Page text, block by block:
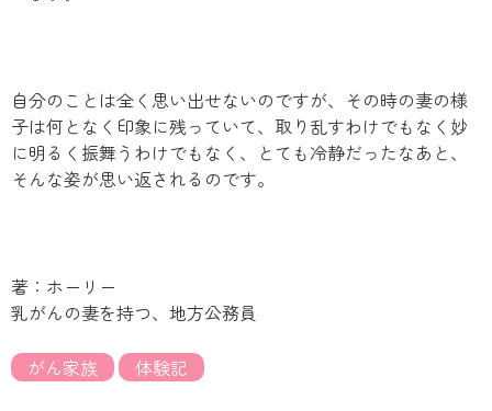
自分のことは全く思い出せないのですが、その時の妻の様
子は何となく印象に残っていて、取り乱すわけでもなく妙
に明るく振舞うわけでもなく、とても冷静だったなあと、
そんな姿が思い返されるのです。
著：ホーリー
乳がんの妻を持つ、地方公務員
がん家族 体験記